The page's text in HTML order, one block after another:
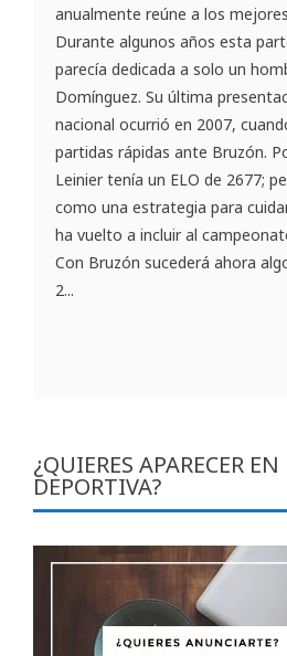
anualmente reúne a los
Durante algunos años esta
parecía dedicada a solo un
Domínguez. Su última
nacional ocurrió en 2007,
partidas rápidas ante Bruzón.
Leinier tenía un ELO de 2677;
como una estrategia para
ha vuelto a incluir al
Con Bruzón sucederá ahora
2...
¿QUIERES APARECER
DEPORTIVA?